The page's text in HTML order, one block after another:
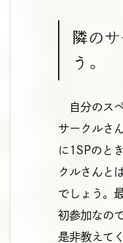
隣の
う。
自分のス
サークルさ
に1SPのと
クルさんと
でしょう。
初参加なの
是非教えて